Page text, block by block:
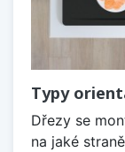
Typy
Dřezy se
na jaké